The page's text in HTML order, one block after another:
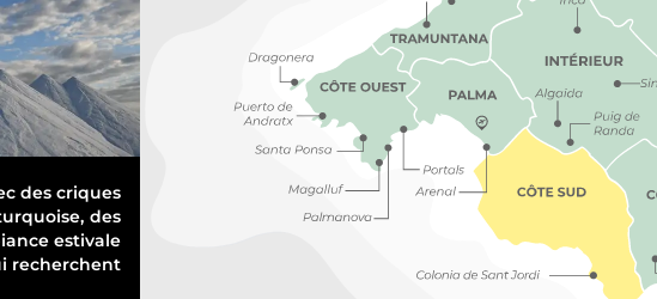
des criques
des
estivale
recherchent